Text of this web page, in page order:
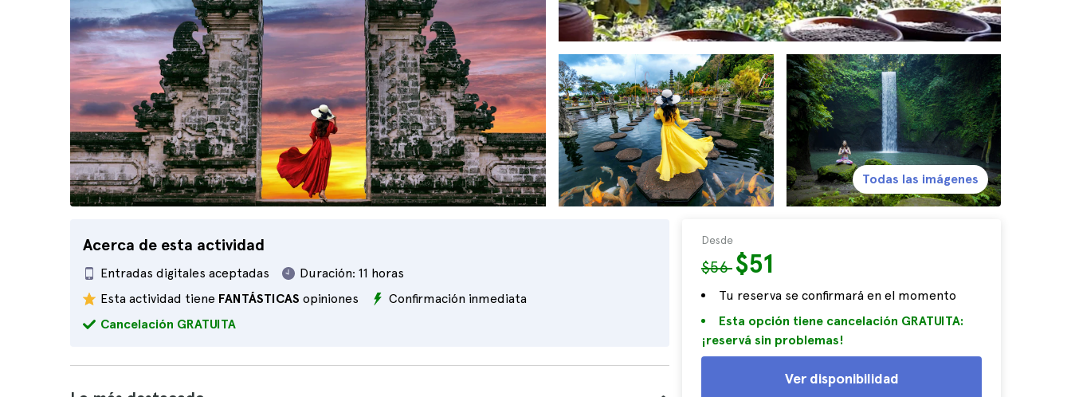
Acerca de esta actividad
Entradas digitales aceptadas Duración: 11 horas
Esta actividad tiene FANTÁSTICAS opiniones
Confirmación inmediata
Cancelación GRATUITA
Desde
$56$51
Tu reserva se confirmará en el momento
Esta opción tiene cancelación GRATUITA:
¡reservá sin problemas!
Ver disponibilidad
Todas las imágenes